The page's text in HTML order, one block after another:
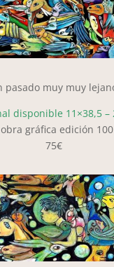
pasado muy muy
disponible 11×38,5 –
gráfica edición
75€